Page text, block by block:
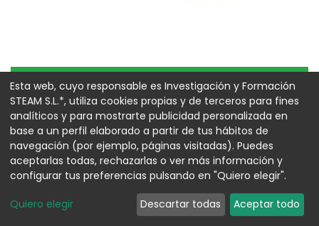
Disponible
Módulo alimentación MB-
102 protoboard 3,3-5V
Referencia:00016933
5,24 €
Esta web, cuyo responsable es Investigación y Formación
STEAM S.L.*, utiliza cookies propias y de terceros para fines
analíticos y para mostrarte publicidad personalizada en
base a un perfil elaborado a partir de tus hábitos de
navegación (por ejemplo, páginas visitadas). Puedes
aceptarlas todas, rechazarlas o ver más información y
configurar tus preferencias pulsando en "Quiero elegir".
Quiero elegir Descartar todas Aceptar todo